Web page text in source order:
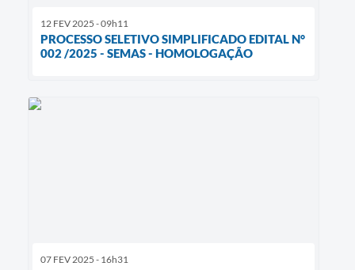
12 FEV 2025 - 09h11
PROCESSO SELETIVO SIMPLIFICADO EDITAL N°
002 /2025 - SEMAS - HOMOLOGAÇÃO
07 FEV 2025 - 16h31